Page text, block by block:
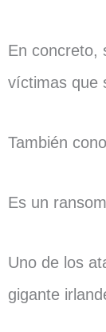
En concreto,
víctimas que
También
Es un
Uno de los
gigante